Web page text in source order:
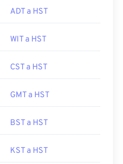
ADT a HST
WIT a HST
CST a HST
GMT a HST
BST a HST
KST a HST